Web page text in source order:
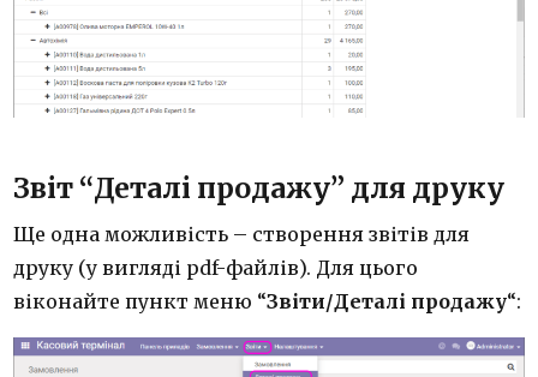
Звіт “Деталі продажу” для друку
Ще одна можливість – створення звітів для
друку (у вигляді pdf-файлів). Для цього
віконайте пункт меню “Звіти/Деталі продажу“: